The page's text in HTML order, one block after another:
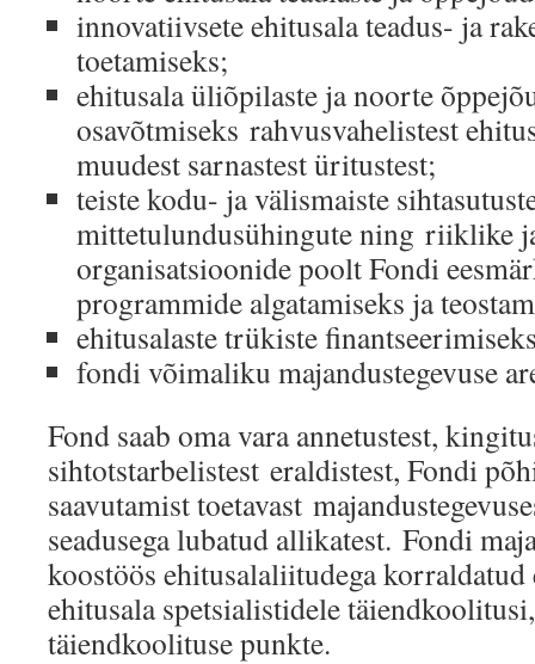
innovatiivsete ehitusala teadus- ja
toetamiseks;
ehitusala üliõpilaste ja noorte
osavõtmiseks rahvusvahelistest
muudest sarnastest üritustest;
teiste kodu- ja välismaiste
mittetulundusühingute ning riiklike
organisatsioonide poolt Fondi
programmide algatamiseks ja
ehitusalaste trükiste
fondi võimaliku majandustegevuse
Fond saab oma vara annetustest,
sihtotstarbelistest eraldistest, Fondi
saavutamist toetavast
seadusega lubatud allikatest. Fondi
koostöös ehitusalaliitudega
ehitusala spetsialistidele
täiendkoolituse punkte.